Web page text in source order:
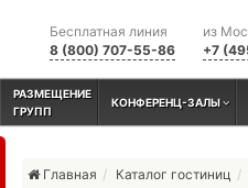
из
+7
Бесплатная линия
8 (800) 707-55-86
РАЗМЕЩЕНИЕ
ГРУПП
КОНФЕРЕНЦ-ЗАЛЫ
Главная Каталог гостиниц